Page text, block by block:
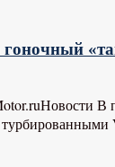
В